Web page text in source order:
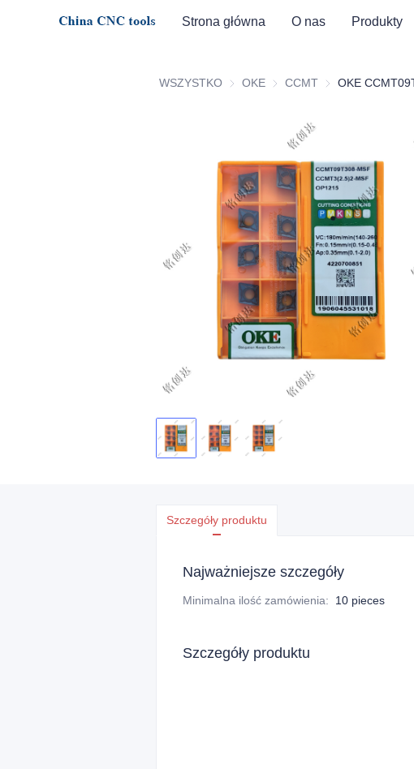
Strona główna O nas Produkty
WSZYSTKO OKE OKECCMT CCMT
Szczegóły produktu
Najważniejsze szczegóły
Minimalna ilość zamówienia: 10 pieces
Szczegóły produktu